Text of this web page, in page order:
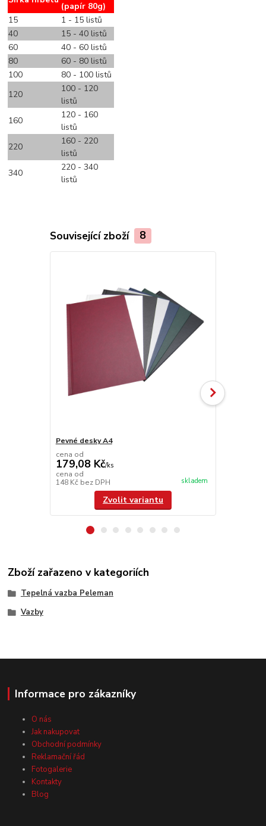
(papír 80g)
15
1 - 15 listů
40
15 - 40 listů
60
40 - 60 listů
80
60 - 80 listů
100
80 - 100 listů
120
100 - 120
listů
160
120 - 160
listů
220
160 - 220
listů
340
220 - 340
listů
Související zboží 8
Pevné desky A4
cena od
179,08 Kč/ks
cena od
148 Kč bez DPH skladem
Zvolit variantu
Zboží zařazeno v kategoriích
Tepelná vazba Peleman
Vazby
Informace pro zákazníky
O nás
Jak nakupovat
Obchodní podmínky
Reklamační řád
Fotogalerie
Kontakty
Blog